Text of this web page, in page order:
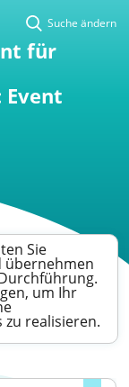
Suche ändern
für
Event
Sie
übernehmen
um Ihr
zu realisieren.